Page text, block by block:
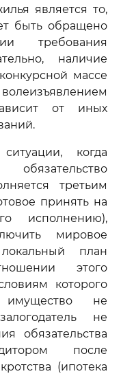
является то,
быть обращено
требования
наличие
массе
от иных
когда
третьим
принять на
исполнению),
мировое
план
этого
которого
не
не
обязательства
после
(ипотека